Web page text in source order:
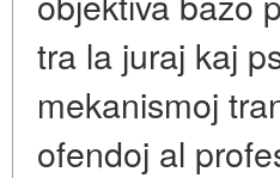
tra la juraj kaj
mekanismoj
ofendoj al